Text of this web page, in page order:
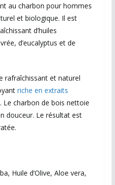
au charbon pour hommes
et biologique. Il est
d’huiles
d’eucalyptus et de
rafraîchissant et naturel
riche en extraits
. Le charbon de bois nettoie
douceur. Le résultat est
Huile d’Olive, Aloe vera,